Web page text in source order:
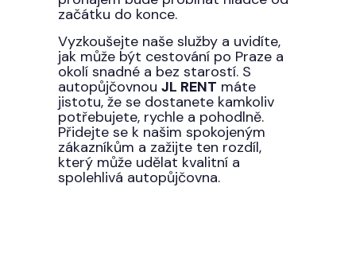
začátku do konce.
Vyzkoušejte naše služby a uvidíte,
jak může být cestování po Praze a
okolí snadné a bez starostí. S
autopůjčovnou JL RENT máte
jistotu, že se dostanete kamkoliv
potřebujete, rychle a pohodlně.
Přidejte se k našim spokojeným
zákazníkům a zažijte ten rozdíl,
který může udělat kvalitní a
spolehlivá autopůjčovna.